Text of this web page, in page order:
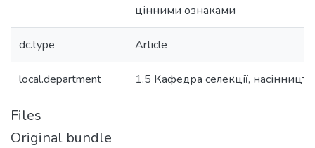
цінними ознаками
dc.type Article
local.department 1.5 Кафедра селекції,
Files
Original bundle